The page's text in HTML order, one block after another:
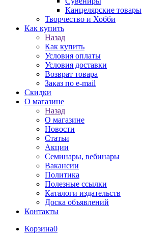
Канцелярские товары
Творчество и Хобби
Как купить
Назад
Как купить
Условия оплаты
Условия доставки
Возврат товара
Заказ по e-mail
Скидки
О магазине
Назад
О магазине
Новости
Статьи
Акции
Семинары, вебинары
Вакансии
Политика
Полезные ссылки
Каталоги издательств
Доска объявлений
Контакты
Корзина0